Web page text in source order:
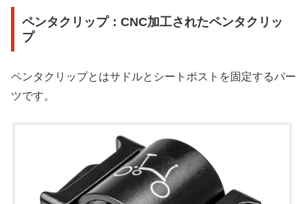
ペンタクリップ：CNC加工されたペンタクリッ
プ
ペンタクリップとはサドルとシートポストを固定するパー
ツです。